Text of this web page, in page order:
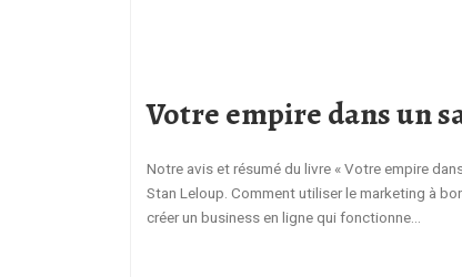
Votre empire dans un
Notre avis et résumé du livre « Votre empire
Stan Leloup. Comment utiliser le marketing à
créer un business en ligne qui fonctionne…